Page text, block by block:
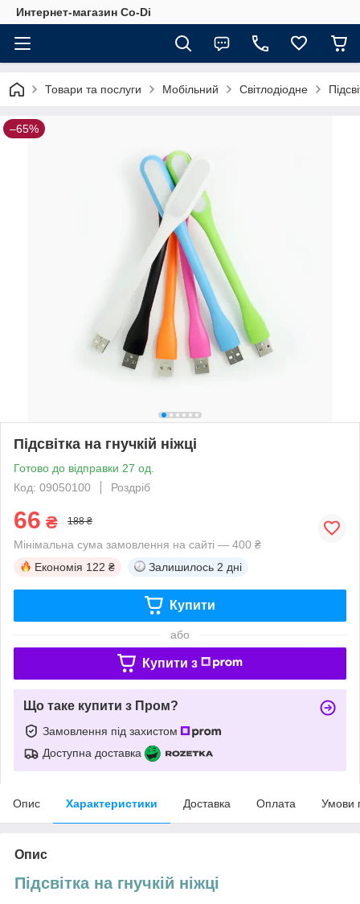
Интернет-магазин Co-Di
Товари та послуги Мобільний Світлодіодне
–65%
Підсвітка на гнучкій ніжці
Готово до відправки 27 од.
Код: 09050100
Роздріб
66 ₴ 188 ₴
Мінімальна сума замовлення на сайті — 400 ₴
Економія 122 ₴ Залишилось 2 дні
Купити
або
Купити з
Що таке купити з Пром?
Замовлення під захистом
Доступна доставка
Опис Характеристики Доставка Оплата Умови
Опис
Підсвітка на гнучкій ніжці